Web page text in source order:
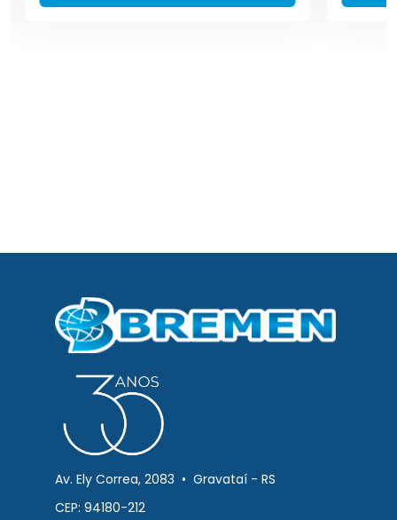
Av. Ely Correa, 2083 • Gravataí - RS
CEP: 94180-212